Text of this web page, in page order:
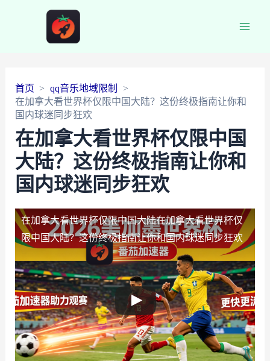
首页
qq音乐地域限制
在加拿大看世界杯仅限中国大陆？这份终极指南让你和
国内球迷同步狂欢
在加拿大看世界杯仅限中国
大陆？这份终极指南让你和
国内球迷同步狂欢
在加拿大看世界杯仅限中国大陆在加拿大看世界杯仅
限中国大陆？这份终极指南让你和国内球迷同步狂欢